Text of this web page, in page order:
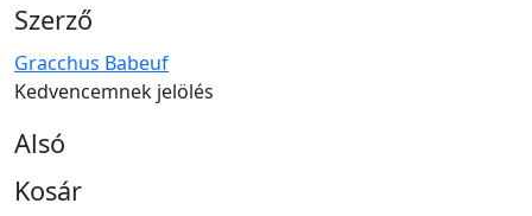
Szerző
Gracchus Babeuf
Kedvencemnek jelölés
Alsó
Kosár